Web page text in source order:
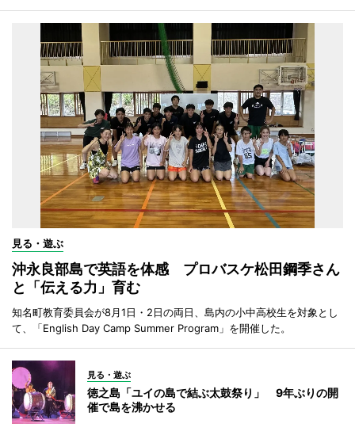
見る・遊ぶ
沖永良部島で英語を体感 プロバスケ松田鋼季さん
と「伝える力」育む
知名町教育委員会が8月1日・2日の両日、島内の小中高校生を対象とし
て、「English Day Camp Summer Program」を開催した。
見る・遊ぶ
徳之島「ユイの島で結ぶ太鼓祭り」 9年ぶりの開
催で島を沸かせる